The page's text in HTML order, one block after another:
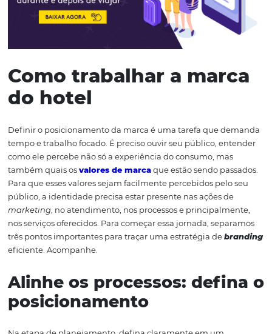
retornos e mais avaliações positivas.
Como trabalhar a
do hotel
Definir o posicionamento da marca é uma tarefa que
tempo e trabalho focado. É preciso ouvir seu público,
como ele percebe não só a experiência do consumo,
também quais osvalores de marcaque estão sendo